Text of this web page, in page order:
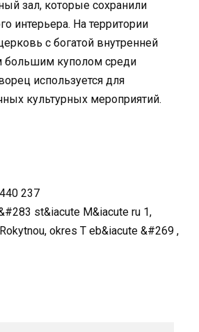
зал, которые сохранили
интерьера. На территории
с богатой внутренней
куполом среди
используется для
культурных мероприятий.
237
st&iacute M&iacute ru 1,
okres T eb&iacute &#269 ,